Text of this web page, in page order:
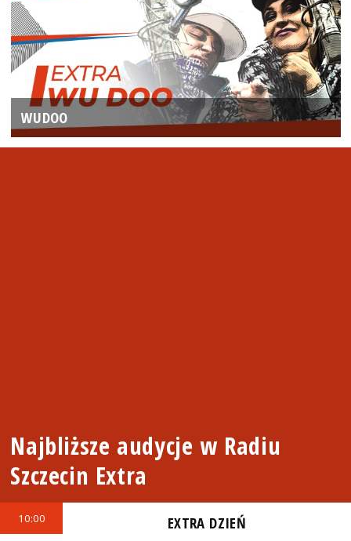
WUDOO
Najbliższe audycje w Radiu
Szczecin Extra
10:00 EXTRA DZIEŃ